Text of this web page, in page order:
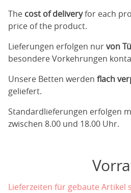
The cost of deliveryfor each
price of the product.
Lieferungen erfolgen nurvon
besondere Vorkehrungen
Unsere Betten werden flach
geliefert.
Standardlieferungen erfolgen
zwischen 8.00 und 18.00 Uhr.
Lieferzeiten für gebaute Artikel